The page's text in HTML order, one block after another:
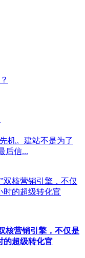
机。建站不是为了
后信...
核营销引擎，不仅是
的超级转化官